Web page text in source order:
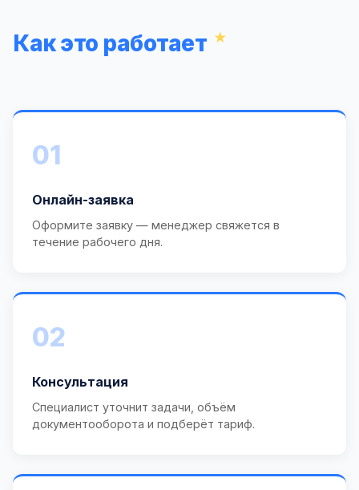
Как это работает
01
Онлайн-заявка
Оформите заявку — менеджер свяжется в
течение рабочего дня.
02
Консультация
Специалист уточнит задачи, объём
документооборота и подберёт тариф.